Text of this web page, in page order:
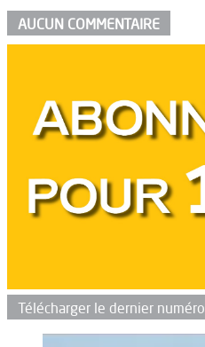
AUCUN COMMENTAIRE
Télécharger le dernier numéro